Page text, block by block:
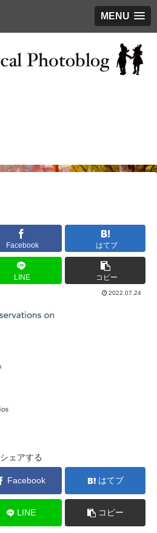
MENU
Facebook はてブ
LINE コピー
2022.07.24
シェアする
Facebook はてブ
LINE コピー